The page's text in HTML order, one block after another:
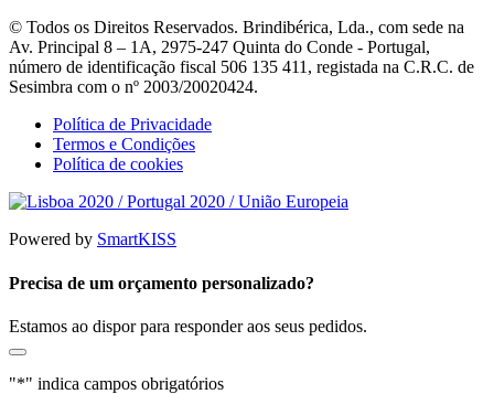
© Todos os Direitos Reservados. Brindibérica, Lda., com sede na
Av. Principal 8 – 1A, 2975-247 Quinta do Conde - Portugal,
número de identificação fiscal 506 135 411, registada na C.R.C. de
Sesimbra com o nº 2003/20020424.
Política de Privacidade
Termos e Condições
Política de cookies
Powered by SmartKISS
Precisa de um orçamento personalizado?
Estamos ao dispor para responder aos seus pedidos.
"*" indica campos obrigatórios